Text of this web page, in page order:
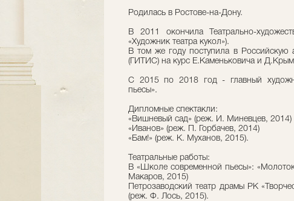
Родилась в Ростове-на-Дону.
В 2011 окончила Театрально-
«Художник театра кукол»).
В том же году поступила в Российскую
(ГИТИС) на курс Е.Каменьковича и
С 2015 по 2018 год - главный
пьесы».
Дипломные спектакли:
«Вишневый сад» (реж. И. Миневцев, 2014)
«Иванов» (реж. П. Горбачев, 2014)
«Бам!» (реж. К. Муханов, 2015).
Театральные работы:
В «Школе современной пьесы»:
Макаров, 2015)
Петрозаводский театр драмы РК
(реж. Ф. Лось, 2015).